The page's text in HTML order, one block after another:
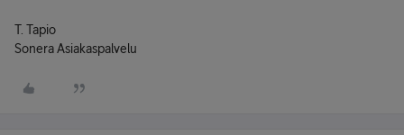
T. Tapio
Sonera Asiakaspalvelu